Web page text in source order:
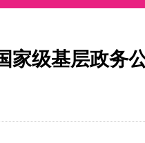
家级基层政务